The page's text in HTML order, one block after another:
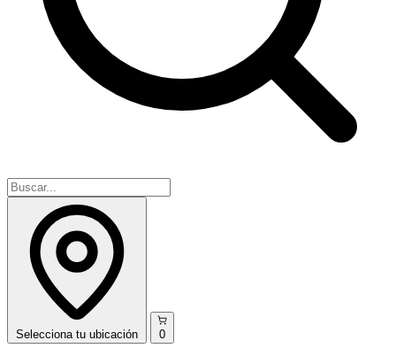
Selecciona tu ubicación 0